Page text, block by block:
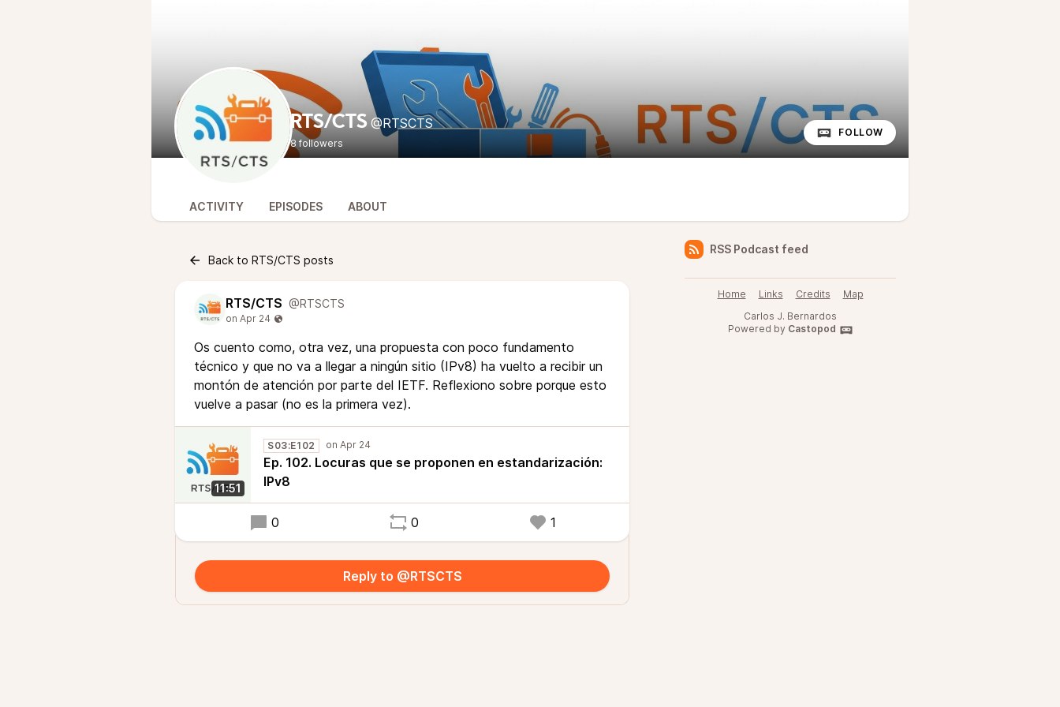
RTS/CTS @RTSCTS
8 followers
FOLLOW
ACTIVITY EPISODES ABOUT
Back to RTS/CTS posts
RTS/CTS @RTSCTS
Os cuento como, otra vez, una propuesta con poco fundamento
técnico y que no va a llegar a ningún sitio (IPv8) ha vuelto a recibir un
montón de atención por parte del IETF. Reflexiono sobre porque esto
vuelve a pasar (no es la primera vez).
11:51
S03:E102
Ep. 102. Locuras que se proponen en estandarización:
IPv8
0 0 1
Reply to @RTSCTS
RSS Podcast feed
Home Links Credits
Map
Carlos J. Bernardos
Powered by Castopod